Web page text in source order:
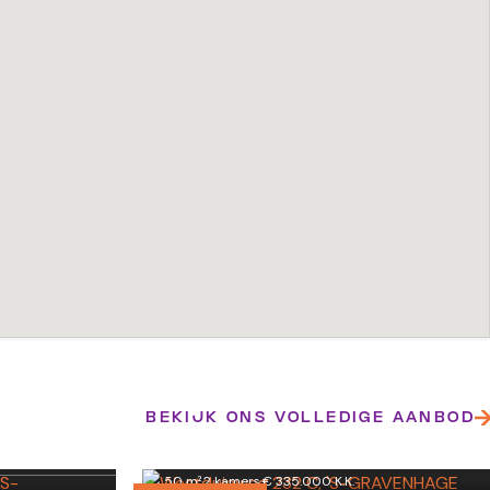
BEKIJK ONS VOLLEDIGE AANBOD
Westduinweg 232 C
50 m²·2 kamers·€ 335.000 K.K.